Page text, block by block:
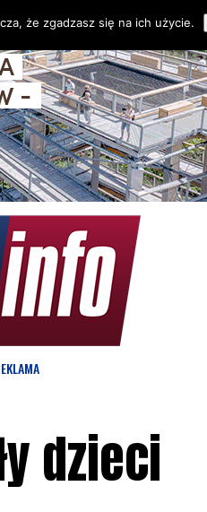
dzieci
że zgadzasz się na ich użycie.